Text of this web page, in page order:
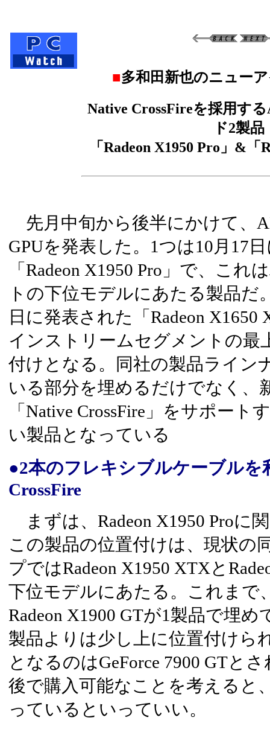
■多和田新也のニュー
Native CrossFireを採用す
ド2製品
「Radeon X1950 Pro」&「
先月中旬から後半にかけて、
GPUを発表した。1つは10月17
「Radeon X1950 Pro」で、こ
トの下位モデルにあたる製品だ
日に発表された「Radeon
インストリームセグメントの最
付けとなる。同社の製品ライン
いる部分を埋めるだけでなく、
「Native CrossFire」をサポート
い製品となっている
●2本のフレキシブルケーブルを
CrossFire
まずは、Radeon X1950 Proに
この製品の位置付けは、現状の
プではRadeon X1950 XTXと
下位モデルにあたる。これまで
Radeon X1900 GTが1製品で埋
製品よりは少し上に位置付けら
となるのはGeForce 7900 GTと
後で購入可能なことを考えると
っているといっていい。